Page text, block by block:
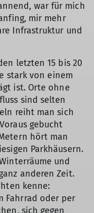
war für mich
mir mehr
Infrastruktur und
letzten 15 bis 20
stark von einem
ist. Orte ohne
sind selten
reiht man sich
gebucht
hört man
Parkhäusern.
und
anderen Zeit.
kenne:
Fahrrad oder per
sich gegen